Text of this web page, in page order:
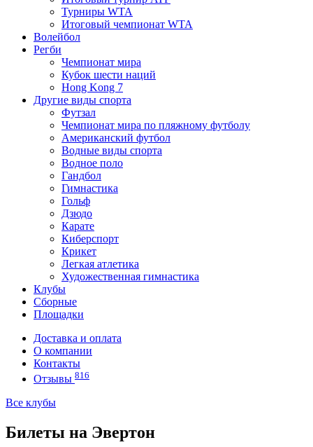
Турниры WTA
Итоговый чемпионат WTA
Волейбол
Регби
Чемпионат мира
Кубок шести наций
Hong Kong 7
Другие виды спорта
Футзал
Чемпионат мира по пляжному футболу
Американский футбол
Водные виды спорта
Водное поло
Гандбол
Гимнастика
Гольф
Дзюдо
Карате
Киберспорт
Крикет
Легкая атлетика
Художественная гимнастика
Клубы
Сборные
Площадки
Доставка и оплата
О компании
Контакты
Отзывы 816
Все клубы
Билеты на Эвертон